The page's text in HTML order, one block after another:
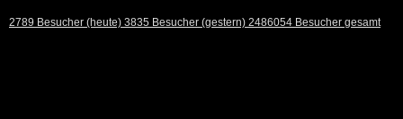
2789 Besucher (heute) 3835 Besucher (gestern) 2486054 Besucher gesamt